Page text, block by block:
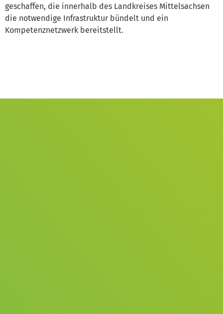
geschaffen, die innerhalb des Landkreises Mittelsachsen
die notwendige Infrastruktur bündelt und ein
Kompetenznetzwerk bereitstellt.